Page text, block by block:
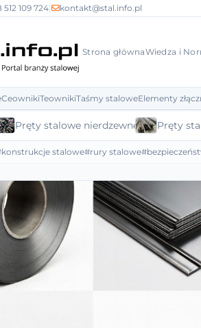
512 109 724| kontakt@stal.info.pl
Strona głównaWiedza i
CeownikiTeownikiTaśmy staloweElementy
Pręty stalowe nierdzewne Pręty
stalowe#rury stalowe